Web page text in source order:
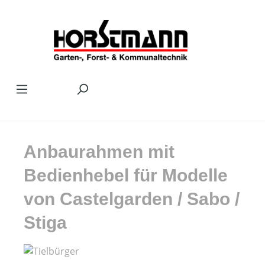
Anbaurahmen mit
Bedienhebel für Modelle
von Castelgarden / Sabo /
Stiga